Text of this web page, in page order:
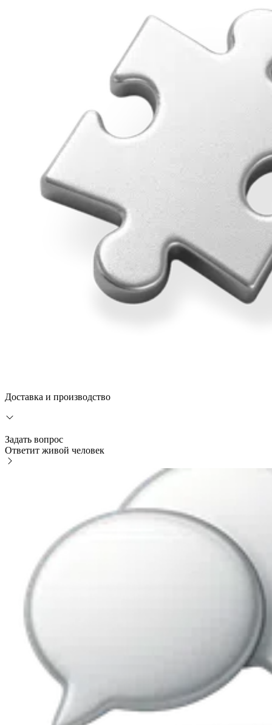
Доставка и производство
Задать вопрос
Ответит живой человек